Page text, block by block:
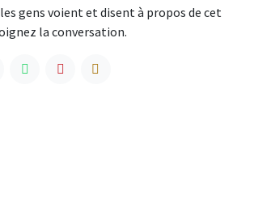
les gens voient et disent à propos de cet
la conversation.